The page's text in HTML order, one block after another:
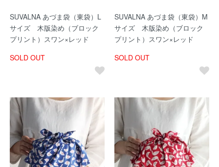
SUVALNA あづま袋（東袋）L
サイズ 木版染め（ブロック
プリント）スワン×レッド
SOLD OUT
SUVALNA あづま袋（東袋）M
サイズ 木版染め（ブロック
プリント）スワン×レッド
SOLD OUT